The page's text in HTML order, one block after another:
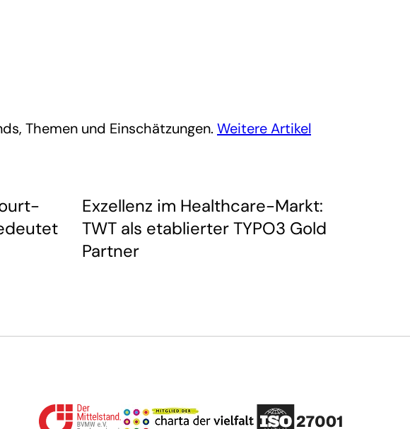
Themen und Einschätzungen. Weitere Artikel
Exzellenz im Healthcare-Markt:
TWT als etablierter TYPO3 Gold
Partner